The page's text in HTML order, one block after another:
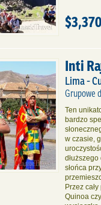
$3,370
Inti
Lima -
Grupowe
Ten
bardzo
w czasie,
słońca
Przez
Quinoa